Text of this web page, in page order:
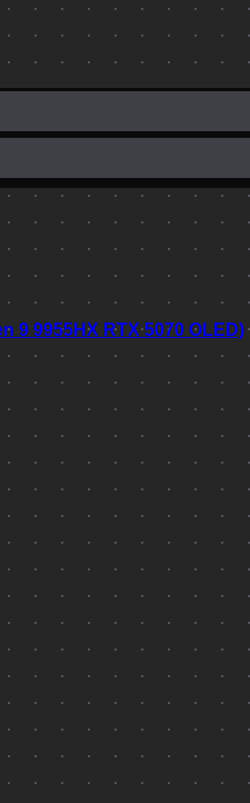
9 9955HX RTX 5070 OLED)